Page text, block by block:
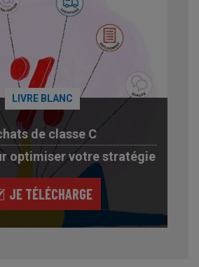
LIVRE BLANC
de classe C
optimiser votre stratégie
JE TÉLÉCHARGE